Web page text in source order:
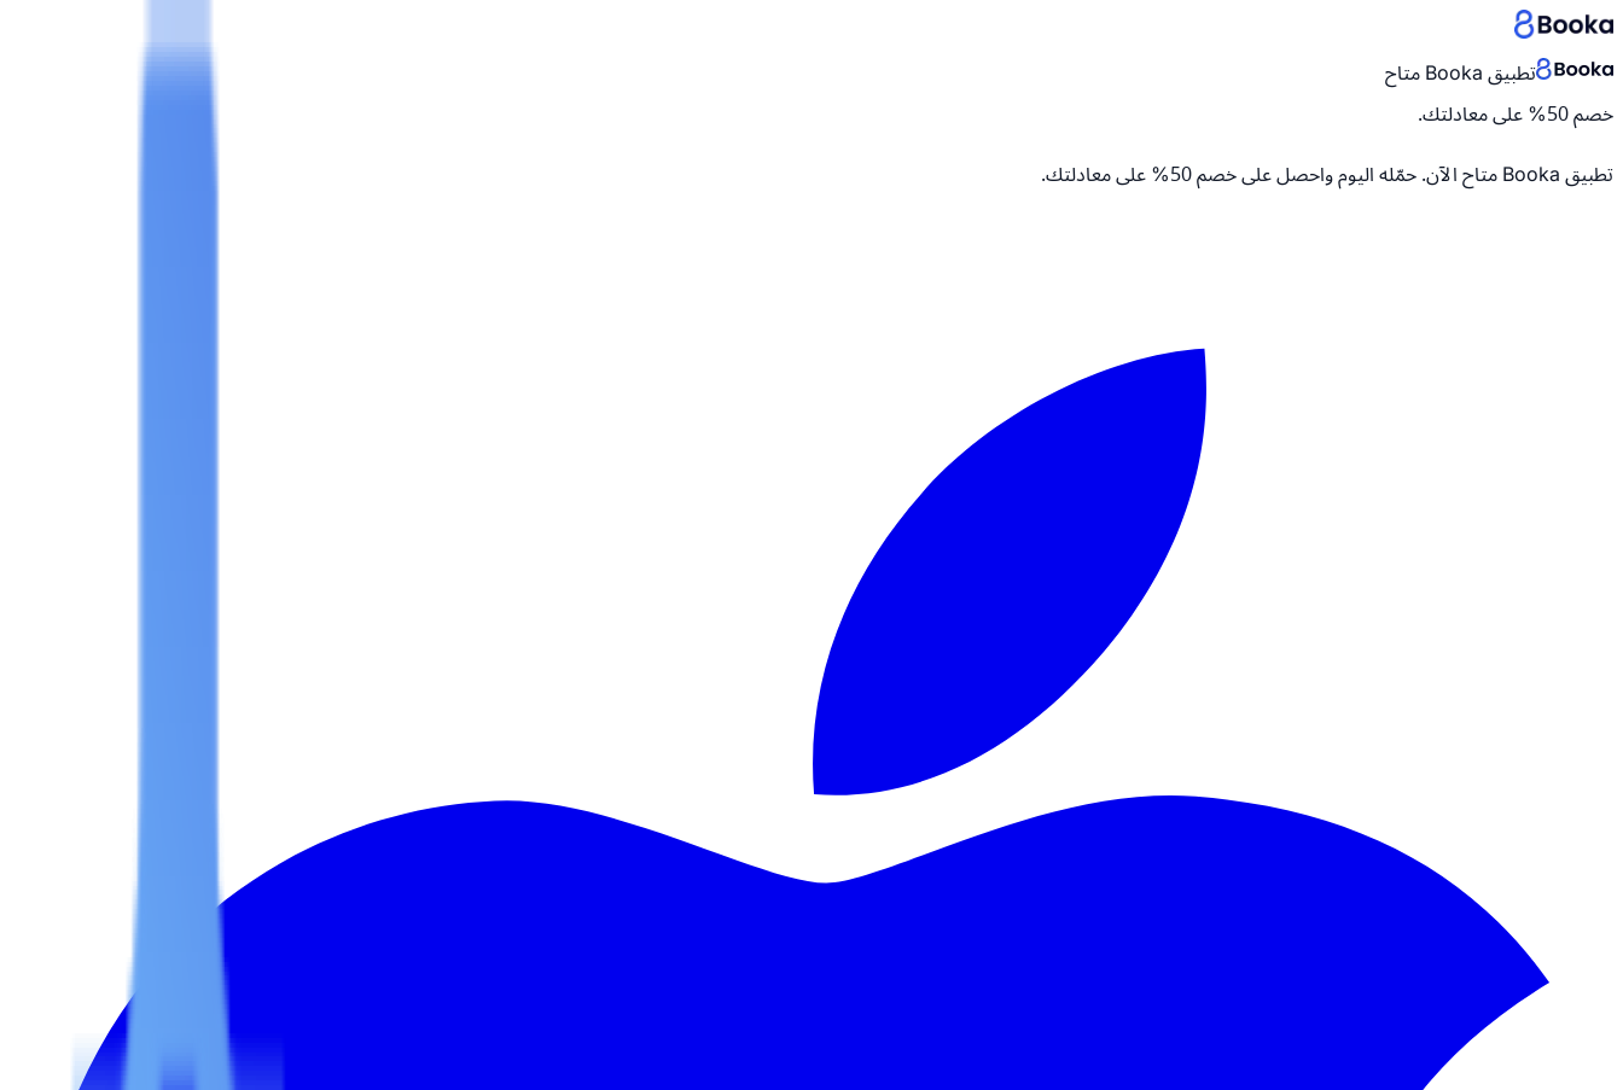
تطبيق Booka متاح
خصم 50% على معادلتك.
تطبيق Booka متاح الآن. حمّله اليوم واحصل على
خصم 50% على معادلتك.